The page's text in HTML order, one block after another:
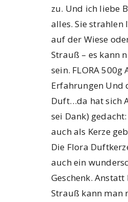
zu. Und ich liebe
alles. Sie strahlen
auf der Wiese
Strauß – es kann
sein. FLORA 500g
Erfahrungen Und
Duft…da hat sich
sei Dank)
auch als Kerze
Die Flora
auch ein
Geschenk.
Strauß kann man